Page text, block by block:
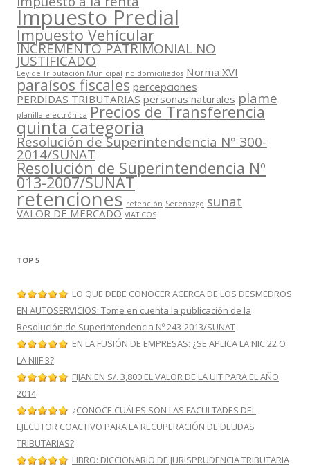
Impuesto Predial
Impuesto Vehícular
INCREMENTO PATRIMONIAL NO
JUSTIFICADO
Ley de Tributación Municipal no domiciliados Norma XVI
paraísos fiscales percepciones
PERDIDAS TRIBUTARIAS personas naturales plame
planilla electrónica Precios de Transferencia
quinta categoria
Resolución de Superintendencia N° 300-
2014/SUNAT
Resolución de Superintendencia Nº
013-2007/SUNAT
retenciones retención Serenazgo sunat
VALOR DE MERCADO VIATICOS
TOP 5
LO QUE DEBE CONOCER ACERCA DE LOS DESMEDROS
EN AUTOSERVICIOS: Tome en cuenta la publicación de la
Resolución de Superintendencia Nº 243-2013/SUNAT
EN LA FUSIÓN DE EMPRESAS: ¿SE APLICA LA NIC 22 O
LA NIIF 3?
FIJAN EN S/. 3,800 EL VALOR DE LA UIT PARA EL AÑO
2014
¿CONOCE CUÁLES SON LAS FACULTADES DEL
EJECUTOR COACTIVO PARA LA RECUPERACIÓN DE DEUDAS
TRIBUTARIAS?
LIBRO: DICCIONARIO DE JURISPRUDENCIA TRIBUTARIA